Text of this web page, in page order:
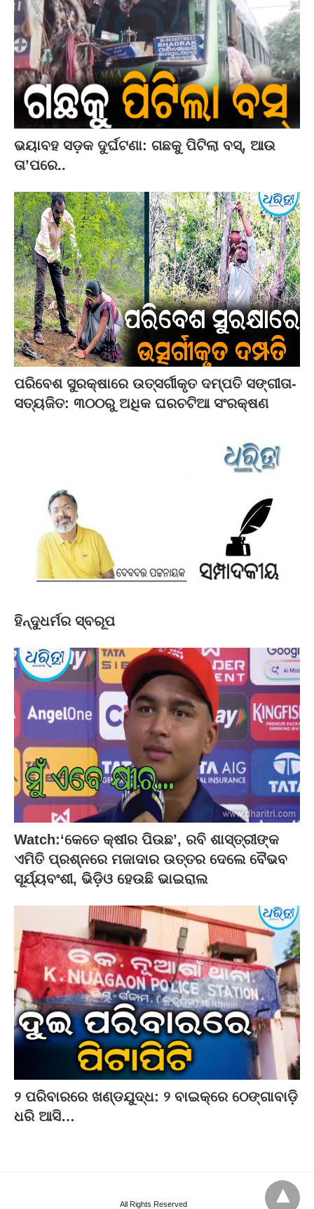
ଭୟାବହ ସଡ଼କ ଦୁର୍ଘଟଣା: ଗଛକୁ ପିଟିଲା ବସ୍‌, ଆଉ
ତା’ପରେ..
ପରିବେଶ ସୁରକ୍ଷାରେ ଉତ୍ସର୍ଗୀକୃତ ଦମ୍ପତି ସଙ୍ଗୀତା-
ସତ୍ୟଜିତ: ୩୦୦ରୁ ଅଧିକ ଘରଚଟିଆ ସଂରକ୍ଷଣ
ହିନ୍ଦୁଧର୍ମର ସ୍ବରୂପ
Watch:‘କେତେ କ୍ଷୀର ପିଉଛ’, ରବି ଶାସ୍ତ୍ରୀଙ୍କ
ଏମିତି ପ୍ରଶ୍ନରେ ମଜାଦାର ଉତ୍ତର ଦେଲେ ବୈଭବ
ସୂର୍ଯ୍ୟବଂଶୀ, ଭିଡ଼ିଓ ହେଉଛି ଭାଇରାଲ
୨ ପରିବାରରେ ଖଣ୍ଡଯୁଦ୍ଧ: ୨ ବାଇକ୍‌ରେ ଠେଙ୍ଗାବାଡ଼ି
ଧରି ଆସି…
All Rights Reserved